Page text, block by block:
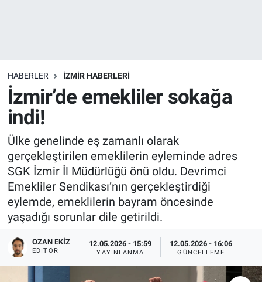
HABERLER İZMİR HABERLERİ
İzmir’de emekliler sokağa
indi!
Ülke genelinde eş zamanlı olarak
gerçekleştirilen emeklilerin eyleminde adres
SGK İzmir İl Müdürlüğü önü oldu. Devrimci
Emekliler Sendikası’nın gerçekleştirdiği
eylemde, emeklilerin bayram öncesinde
yaşadığı sorunlar dile getirildi.
OZAN EKIZ
EDITÖR
12.05.2026 - 15:59
YAYINLANMA
12.05.2026 - 16:06
GÜNCELLEME